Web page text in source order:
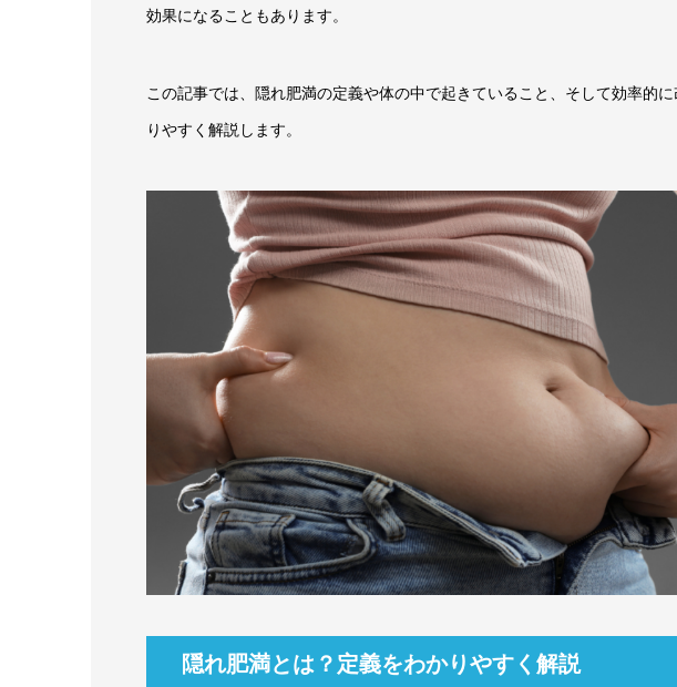
効果になることもあります。
この記事では、隠れ肥満の定義や体の中で起きていること、そして効率的
りやすく解説します。
隠れ肥満とは？定義をわかりやすく解説